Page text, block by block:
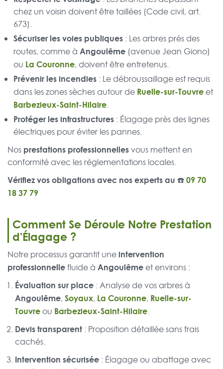
chez un voisin doivent être taillées (Code civil, art.
673).
Sécuriser les voies publiques : Les arbres près des
routes, comme à Angoulême (avenue Jean Giono)
ou La Couronne, doivent être entretenus.
Prévenir les incendies : Le débroussaillage est requis
dans les zones sèches autour de Ruelle-sur-Touvre et
Barbezieux-Saint-Hilaire.
Protéger les infrastructures : Élagage près des lignes
électriques pour éviter les pannes.
Nos prestations professionnellesvous mettent en
conformité avec les réglementations locales.
Vérifiez vos obligations avec nos experts au ☎️09 70
18 37 79
Comment Se Déroule Notre Prestation
d'Élagage ?
Notre processus garantit uneintervention
professionnellefluide à Angoulême et environs :
Évaluation sur place : Analyse de vos arbres à
Angoulême, Soyaux, La Couronne, Ruelle-sur-
Touvreou Barbezieux-Saint-Hilaire.
Devis transparent : Proposition détaillée sans frais
cachés.
Intervention sécurisée : Élagage ou abattage avec